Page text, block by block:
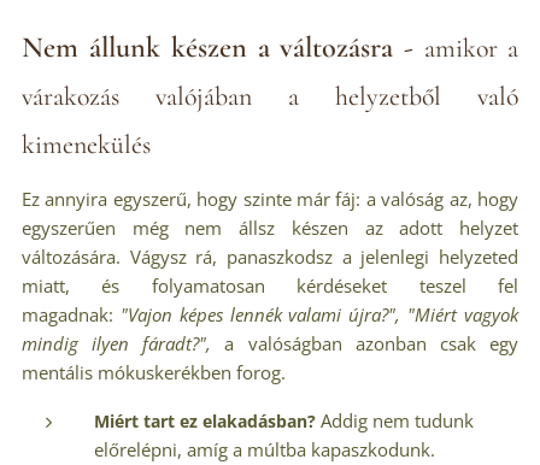
Nem állunk készen a változásra - amikor a
várakozás valójában a helyzetből való
kimenekülés
Ez annyira egyszerű, hogy szinte már fáj: a valóság az, hogy
egyszerűen még nem állsz készen az adott helyzet
változására. Vágysz rá, panaszkodsz a jelenlegi helyzeted
miatt, és folyamatosan kérdéseket teszel fel
magadnak: "Vajon képes lennék valami újra?", "Miért vagyok
mindig ilyen fáradt?",a valóságban azonban csak egy
mentális mókuskerékben forog.
Miért tart ez elakadásban? Addig nem tudunk
előrelépni, amíg a múltba kapaszkodunk.